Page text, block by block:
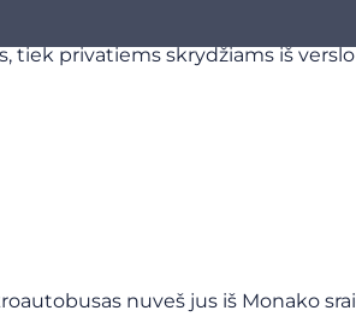
tiek privatiems skrydžiams iš
nuveš jus iš Monako